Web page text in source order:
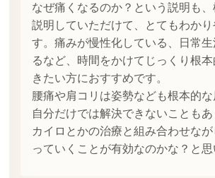
なぜ痛くなるのか？という説明も
説明していただけて、とてもわか
す。痛みが慢性化している、日常
るなど、時間をかけてじっくり根
きたい方におすすめです。
腰痛や肩コリは姿勢なども根本的な
自分だけでは解決できないこともあ
カイロとかの治療と組み合わせな
っていくことが有効なのかな？と思